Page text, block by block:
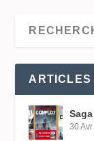
ARTICLES
30